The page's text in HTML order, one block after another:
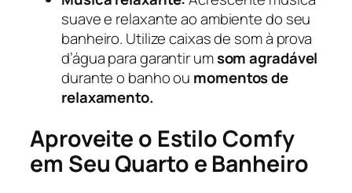
suave e relaxante ao ambiente do seu
banheiro. Utilize caixas de som à prova
d’água para garantir umsom agradável
durante o banho ou momentos de
relaxamento.
Aproveite o Estilo Comfy
em Seu Quarto e Banheiro